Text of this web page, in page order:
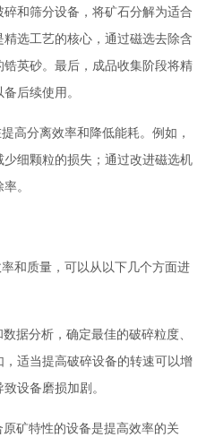
和筛分设备，将矿石分解为适合
选工艺的核心，通过磁选去除含
英砂。最后，成品收集阶段将精
后续使用。
高分离效率和降低能耗。例如，
细颗粒的损失；通过改进磁选机
。
和质量，可以从以下几个方面进
据分析，确定最佳的破碎粒度、
适当提高破碎设备的转速可以增
设备磨损加剧。
矿特性的设备是提高效率的关